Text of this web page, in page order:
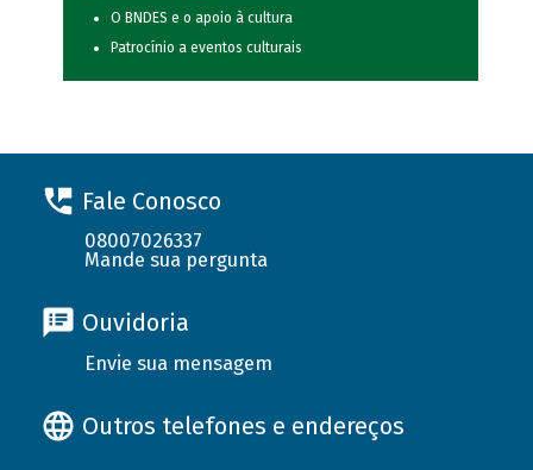
O BNDES e o apoio à cultura
Patrocínio a eventos culturais
Fale Conosco
08007026337
Mande sua pergunta
Ouvidoria
Envie sua mensagem
Outros telefones e endereços